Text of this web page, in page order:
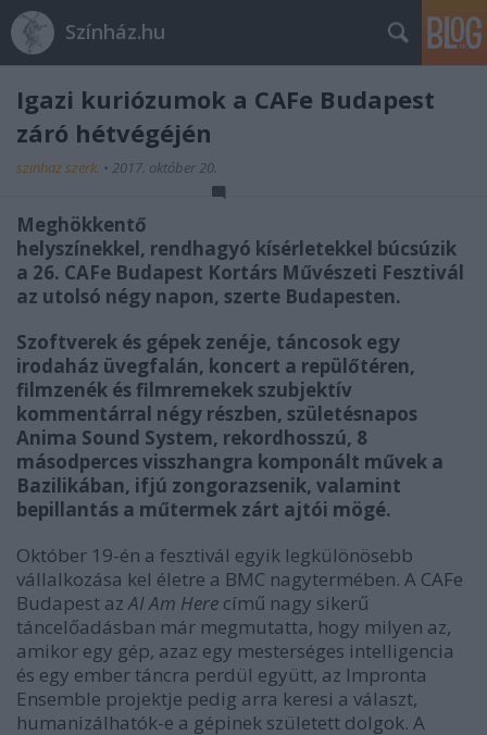
Színház.hu
Igazi kuriózumok a CAFe Budapest
záró hétvégéjén
szinhaz szerk. • 2017. október 20.
Meghökkentő
helyszínekkel, rendhagyó kísérletekkel búcsúzik
a 26. CAFe Budapest Kortárs Művészeti Fesztivál
az utolsó négy napon, szerte Budapesten.
Szoftverek és gépek zenéje, táncosok egy
irodaház üvegfalán, koncert a repülőtéren,
filmzenék és filmremekek szubjektív
kommentárral négy részben, születésnapos
Anima Sound System, rekordhosszú, 8
másodperces visszhangra komponált művek a
Bazilikában, ifjú zongorazsenik, valamint
bepillantás a műtermek zárt ajtói mögé.
Október 19-én a fesztivál egyik legkülönösebb
vállalkozása kel életre a BMC nagytermében. A CAFe
Budapest azAI Am Here című nagy sikerű
táncelőadásban már megmutatta, hogy milyen az,
amikor egy gép, azaz egy mesterséges intelligencia
és egy ember táncra perdül együtt, az Impronta
Ensemble projektje pedig arra keresi a választ,
humanizálhatók-e a gépinek született dolgok. A